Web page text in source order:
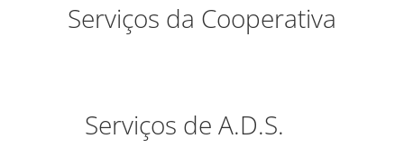
Serviços da Cooperativa
Serviços de A.D.S.